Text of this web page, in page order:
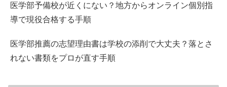
医学部予備校が近くにない？地方からオンライン個別指
導で現役合格する手順
医学部推薦の志望理由書は学校の添削で大丈夫？落とさ
れない書類をプロが直す手順